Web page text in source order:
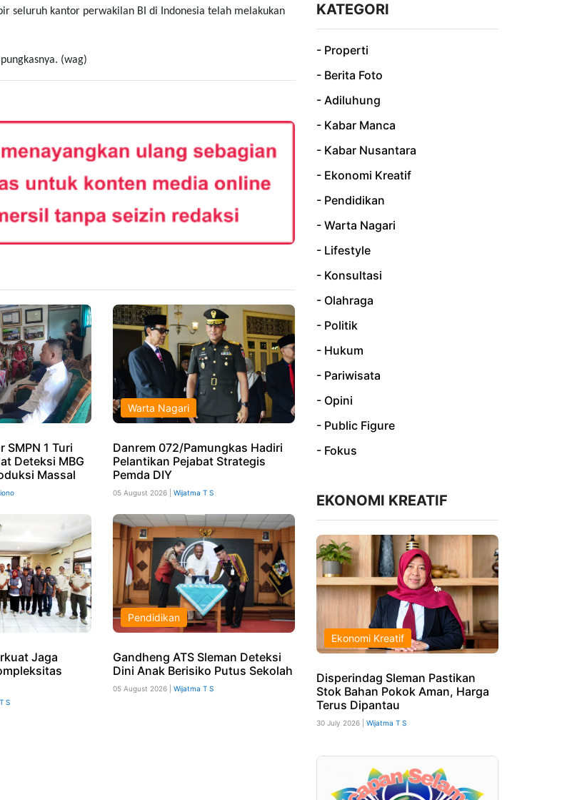
seluruh kantor perwakilan BI di Indonesia telah melakukan
(wag)
SMPN 1 Turi
Deteksi MBG
Massal
Warta Nagari
Danrem 072/Pamungkas Hadiri
Pelantikan Pejabat Strategis
Pemda DIY
05 August 2026 | Wijatma T S
Jaga
S
Pendidikan
Gandheng ATS Sleman Deteksi
Dini Anak Berisiko Putus Sekolah
05 August 2026 | Wijatma T S
KATEGORI
- Properti
- Berita Foto
- Adiluhung
- Kabar Manca
- Kabar Nusantara
- Ekonomi Kreatif
- Pendidikan
- Warta Nagari
- Lifestyle
- Konsultasi
- Olahraga
- Politik
- Hukum
- Pariwisata
- Opini
- Public Figure
- Fokus
EKONOMI KREATIF
Ekonomi Kreatif
Disperindag Sleman Pastikan
Stok Bahan Pokok Aman, Harga
Terus Dipantau
30 July 2026 | Wijatma T S